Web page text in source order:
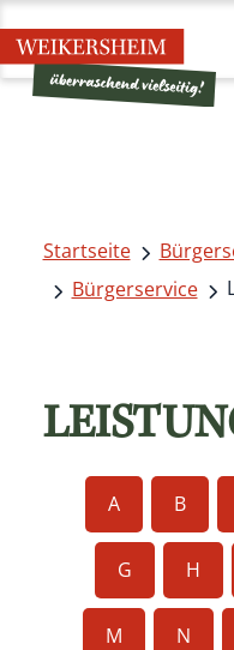
Startseite
Bürgerservice
A B
G H
M N